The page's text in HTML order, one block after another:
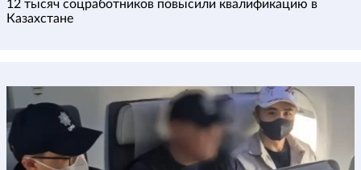
12 тысяч соцработников повысили квалификацию в
Казахстане